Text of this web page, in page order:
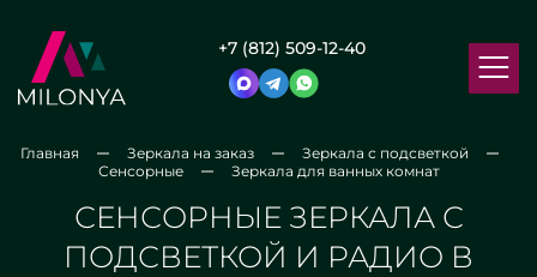
+7 (812) 509-12-40
Главная Зеркала на заказ
Зеркала с подсветкой
Сенсорные
Зеркала для ванных комнат
СЕНСОРНЫЕ ЗЕРКАЛА С
ПОДСВЕТКОЙ И РАДИО В